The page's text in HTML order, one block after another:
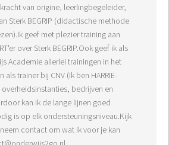
van origine, leerlingbegeleider,
Sterk BEGRIP (didactische methode
geef met plezier training aan
over Sterk BEGRIP.Ook geef ik als
Academie allerlei trainingen in het
als trainer bij CNV (Ik ben HARRIE-
bedrijven en
kan ik de lange lijnen goed
is op elk ondersteuningsniveau.Kijk
contact om wat ik voor je kan